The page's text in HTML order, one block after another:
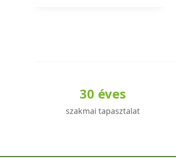
változatok30 éves
szakmai tapasztalat